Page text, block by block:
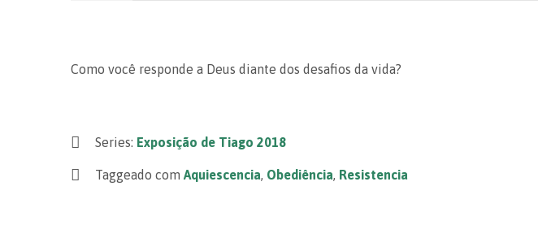
Como você responde a Deus diante dos desafios da vida?
Series: Exposição de Tiago 2018
Taggeado com Aquiescencia, Obediência, Resistencia